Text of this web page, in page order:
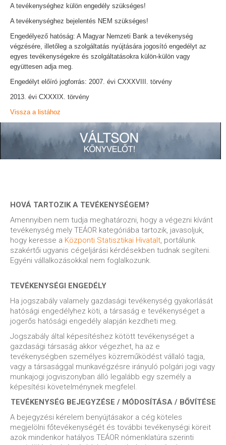
A tevékenységhez külön engedély szükséges!
A tevékenységhez bejelentés NEM szükséges!
Engedélyező hatóság: A Magyar Nemzeti Bank a tevékenység
végzésére, illetőleg a szolgáltatás nyújtására jogosító engedélyt az
egyes tevékenységekre és szolgáltatásokra külön-külön vagy
együttesen adja meg.
Engedélyt előíró jogforrás: 2007. évi CXXXVIII. törvény
2013. évi CXXXIX. törvény
Vissza a listához
HOVÁ TARTOZIK A TEVÉKENYSÉGEM?
Amennyiben nem tudja meghatározni, hogy a végezni kívánt
tevékenység mely TEÁOR kategóriába tartozik, javasoljuk,
hogy keresse a Központi Statisztikai Hivatalt , portálunk
szakértői ugyanis cégeljárási kérdésekben tudnak segíteni.
Egyéni vállalkozásokkal nem foglalkozunk.
TEVÉKENYSÉGI ENGEDÉLY
Ha jogszabály valamely gazdasági tevékenység gyakorlását
hatósági engedélyhez köti, a társaság e tevékenységet a
jogerős hatósági engedély alapján kezdheti meg.
Jogszabály által képesítéshez kötött tevékenységet a
gazdasági társaság akkor végezhet, ha az e
tevékenységben személyes közreműködést vállaló tagja,
vagy a társasággal munkavégzésre irányuló polgári jogi vagy
munkajogi jogviszonyban álló legalább egy személy a
képesítési követelménynek megfelel.
TEVÉKENYSÉG BEJEGYZÉSE / MÓDOSÍTÁSA / BŐVÍTÉSE
A bejegyzési kérelem benyújtásakor a cég köteles
megjelölni főtevékenységét és további tevékenységi köreit
azok mindenkor hatályos TEÁOR nómenklatúra szerinti